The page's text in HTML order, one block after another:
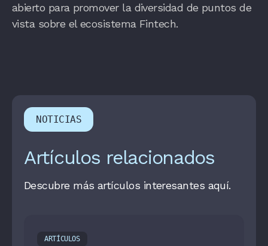
abierto para promover la diversidad de puntos de
vista sobre el ecosistema Fintech.
NOTICIAS
Artículos relacionados
Descubre más artículos interesantes aquí.
ARTÍCULOS